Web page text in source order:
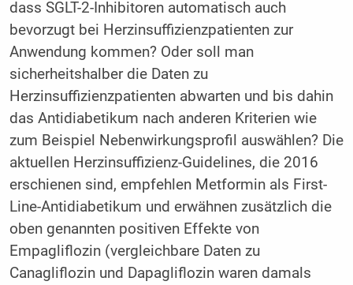
dass SGLT-2-Inhibitoren automatisch auch
bevorzugt bei Herzinsuffizienzpatienten zur
Anwendung kommen? Oder soll man
sicherheitshalber die Daten zu
Herzinsuffizienzpatienten abwarten und bis dahin
das Antidiabetikum nach anderen Kriterien wie
zum Beispiel Nebenwirkungsprofil auswählen? Die
aktuellen Herzinsuffizienz-Guidelines, die 2016
erschie­nen sind, empfehlen Metformin als First-
Line-Antidiabetikum und erwähnen zusätzlich die
oben genannten positiven Effekte von
Empagliflozin (vergleichbare Daten zu
Canagliflozin und Dapagliflozin waren damals